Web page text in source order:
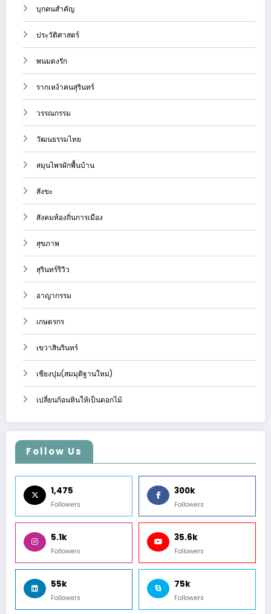
บุกคนสำคัญ
ประวัติศาสตร์
พนมดงรัก
รากเหง้าคนสุรินทร์
วรรณกรรม
วัฒนธรรมไทย
สมุนไพรผักพื้นบ้าน
สังขะ
สังคมท้องถิ่นการเมือง
สุขภาพ
สุรินทร์รีวิว
อาญากรรม
เกษตรกร
เขวาสินรินทร์
เชียงปุม(สมมุติฐานใหม่)
เปลี่ยนก้อนหินให้เป็นดอกไม้
Follow Us
1,475
Followers
300k
Followers
5.1k
Followers
35.6k
Followers
55k
Followers
75k
Followers